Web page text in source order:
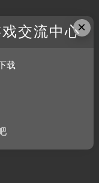
会发散，有严重下×
交流中心
载